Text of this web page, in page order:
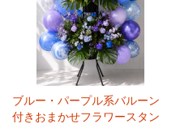
ブルー・パープル系バルーン
付きおまかせフラワースタン